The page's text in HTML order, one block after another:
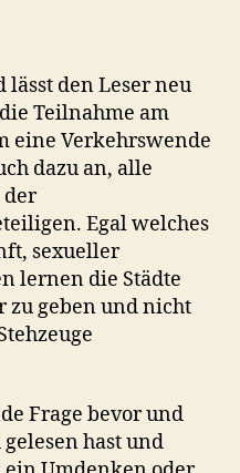
lässt den Leser neu
Teilnahme am
eine Verkehrswende
dazu an, alle
der
Egal welches
sexueller
lernen die Städte
geben und nicht
Frage bevor und
hast und